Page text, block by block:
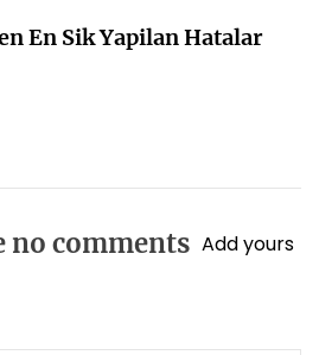
En Sik Yapilan Hatalar
no comments Add yours